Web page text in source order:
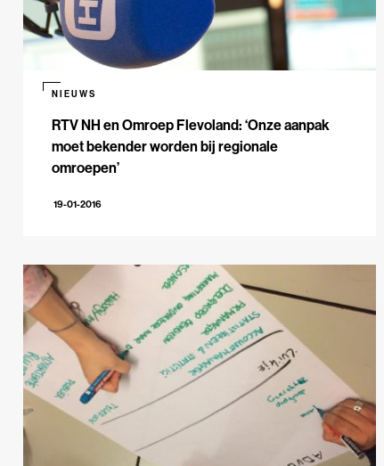
RTV NH en Omroep Flevoland: ‘Onze aanpak
moet bekender worden bij regionale
omroepen’
NIEUWS
19-01-2016